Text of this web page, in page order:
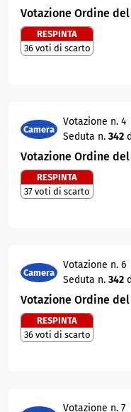
Votazione Ordine
RESPINTA
36 voti di scarto
Camera
Votazione n. 4
Seduta n. 342
Votazione Ordine
RESPINTA
37 voti di scarto
Camera
Votazione n. 6
Seduta n. 342
Votazione Ordine
RESPINTA
36 voti di scarto
Votazione n. 7